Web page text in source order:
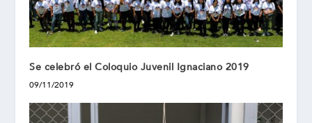
Se celebró el Coloquio Juvenil Ignaciano 2019
09/11/2019